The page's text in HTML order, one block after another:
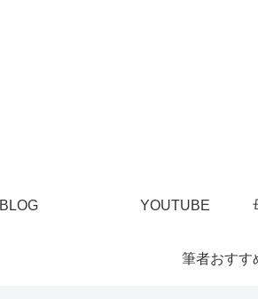
BLOG YOUTUBE
筆者おすす